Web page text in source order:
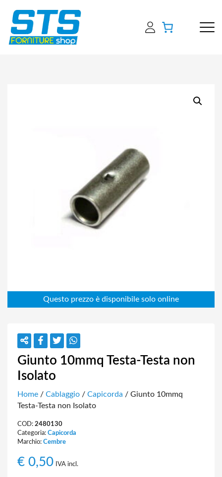
Giunto 10mmq Testa-Testa non
Isolato
Home / Cablaggio / Capicorda / Giunto 10mmq
Testa-Testa non Isolato
COD: 2480130
Categoria: Capicorda
Marchio: Cembre
€ 0,50 IVA incl.